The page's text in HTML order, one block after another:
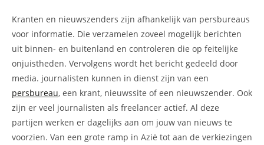
Kranten en nieuwszenders zijn afhankelijk van persbureaus
voor informatie. Die verzamelen zoveel mogelijk berichten
uit binnen- en buitenland en controleren die op feitelijke
onjuistheden. Vervolgens wordt het bericht gedeeld door
media. journalisten kunnen in dienst zijn van een
persbureau, een krant, nieuwssite of een nieuwszender. Ook
zijn er veel journalisten als freelancer actief. Al deze
partijen werken er dagelijks aan om jouw van nieuws te
voorzien. Van een grote ramp in Azië tot aan de verkiezingen